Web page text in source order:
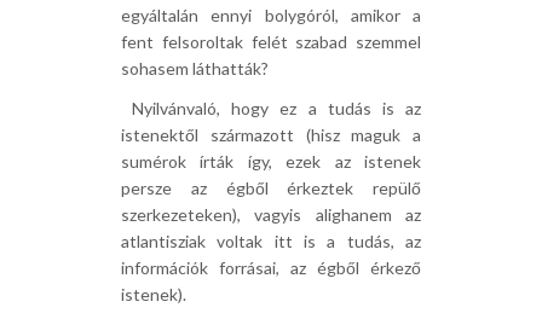
egyáltalán ennyi bolygóról, amikor a
fent felsoroltak felét szabad szemmel
sohasem láthatták?
 Nyilvánvaló, hogy ez a tudás is az
istenektől származott (hisz maguk a
sumérok írták így, ezek az istenek
persze az égből érkeztek repülő
szerkezeteken), vagyis alighanem az
atlantisziak voltak itt is a tudás, az
információk forrásai, az égből érkező
istenek).